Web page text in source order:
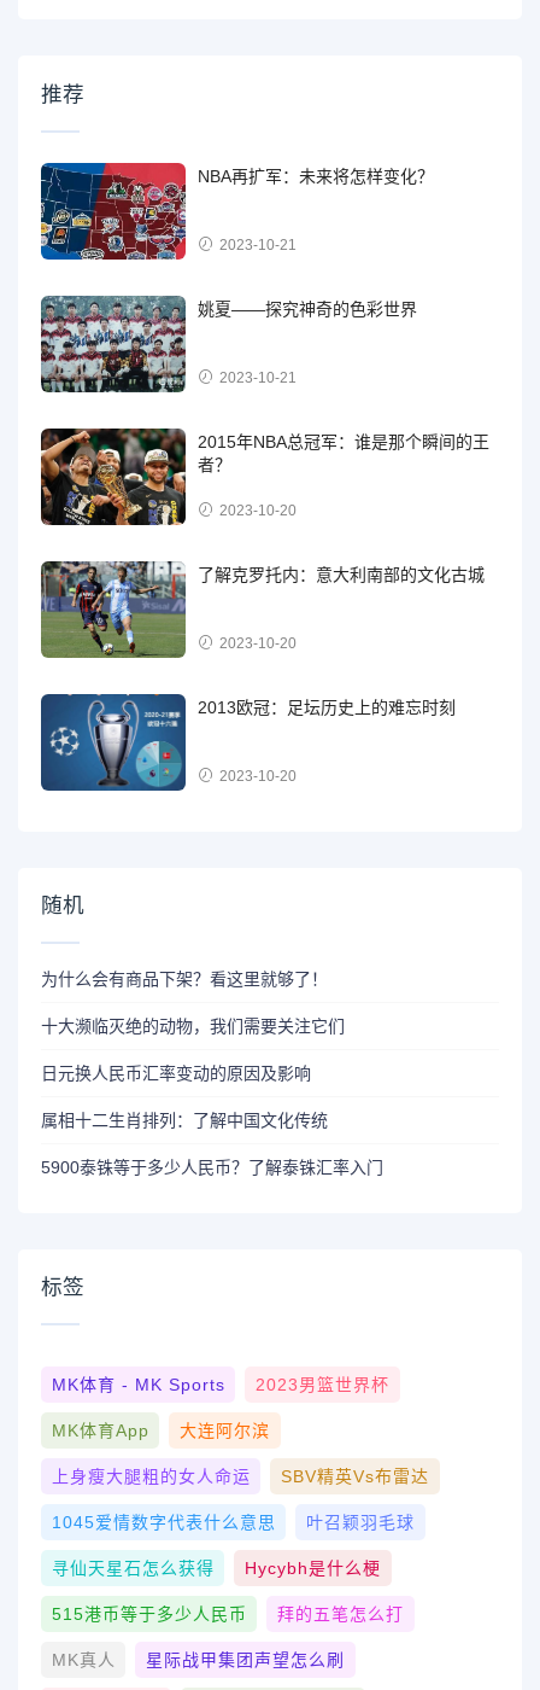
推荐
NBA再扩军：未来将怎样变化？
2023-10-21
姚夏——探究神奇的色彩世界
2023-10-21
2015年NBA总冠军：谁是那个瞬间的王
者？
2023-10-20
了解克罗托内：意大利南部的文化古城
2023-10-20
2013欧冠：足坛历史上的难忘时刻
2023-10-20
随机
为什么会有商品下架？看这里就够了！
十大濒临灭绝的动物，我们需要关注它们
日元换人民币汇率变动的原因及影响
属相十二生肖排列：了解中国文化传统
5900泰铢等于多少人民币？了解泰铢汇率入门
标签
MK体育 - MK Sports 2023男篮世界杯
MK体育App 大连阿尔滨
上身瘦大腿粗的女人命运 SBV精英vs布雷达
1045爱情数字代表什么意思 叶召颖羽毛球
寻仙天星石怎么获得 Hycybh是什么梗
515港币等于多少人民币 拜的五笔怎么打
MK真人 星际战甲集团声望怎么刷